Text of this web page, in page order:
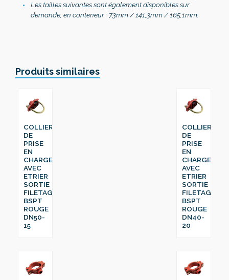
Les tailles suivantes sont également disponibles sur
demande, en conteneur : 73mm / 141,3mm / 165,1mm.
Produits similaires
COLLIER
DE
PRISE
EN
CHARGE
AVEC
ETRIER
SORTIE
FILETAGE
BSPT
ROUGE
DN50-
15
COLLIER
DE
PRISE
EN
CHARGE
AVEC
ETRIER
SORTIE
FILETAGE
BSPT
ROUGE
DN40-
20